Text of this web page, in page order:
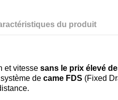
du produit
et vitesse sans le prix élevé
de came FDS (Fixed